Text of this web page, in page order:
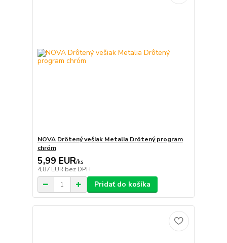
NOVA Drôtený vešiak Metalia Drôtený program
chróm
5,99 EUR/ks
4,87 EUR bez DPH
Pridať do košíka